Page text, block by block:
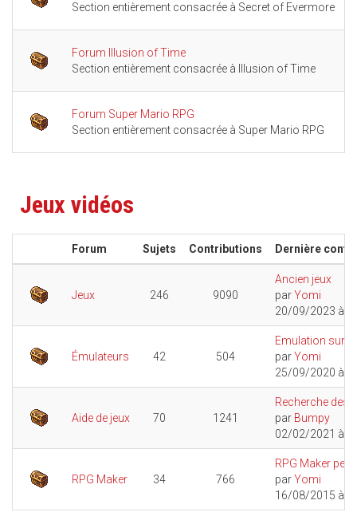
Section entièrement consacrée à Secret of Evermore
Forum Illusion of Time
Section entièrement consacrée à Illusion of Time
Forum Super Mario RPG
Section entièrement consacrée à Super Mario RPG
Jeux vidéos
Forum Sujets Contributions Dernière
Jeux 246 9090
Ancien jeux
parYomi
20/09/2023 à
Émulateurs 42 504
Emulation sur
parYomi
25/09/2020 à
Aide de jeux 70 1241
Recherche des...
par Bumpy
02/02/2021 à
RPG Maker 34 766
RPG Maker
parYomi
16/08/2015 à